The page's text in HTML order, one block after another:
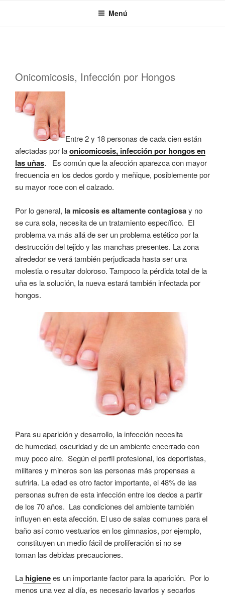
Menú
EL
Onicomicosis, Infección por Hongos
Entre 2 y 18 personas de cada cien están
afectadas por laonicomicosis, infección por hongos en
las uñas. Es común que la afección aparezca con mayor
frecuencia en los dedos gordo y meñique, posiblemente por
su mayor roce con el calzado.
Por lo general, la micosis es altamente contagiosay no
se cura sola, necesita de un tratamiento específico. El
problema va más allá de ser un problema estético por la
destrucción del tejido y las manchas presentes. La zona
alrededor se verá también perjudicada hasta ser una
molestia o resultar doloroso. Tampoco la pérdida total de la
uña es la solución, la nueva estará también infectada por
hongos.
Para su aparición y desarrollo, la infección necesita
de humedad, oscuridad y de un ambiente encerrado con
muy poco aire. Según el perfil profesional, los deportistas,
militares y mineros son las personas más propensas a
sufrirla. La edad es otro factor importante, el 48% de las
personas sufren de esta infección entre los dedos a partir
de los 70 años. Las condiciones del ambiente también
influyen en esta afección. El uso de salas comunes para el
baño así como vestuarios en los gimnasios, por ejemplo,
constituyen un medio fácil de proliferación si no se
toman las debidas precauciones.
La higienees un importante factor para la aparición. Por lo
menos una vez al día, es necesario lavarlos y secarlos